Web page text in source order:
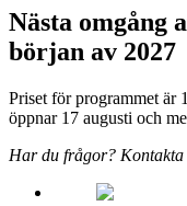
Nästa omgång
början av 2027
Priset för programmet är
öppnar 17 augusti och
Har du frågor? Kontakta